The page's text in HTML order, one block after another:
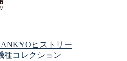
ヒストリー
種コレクション